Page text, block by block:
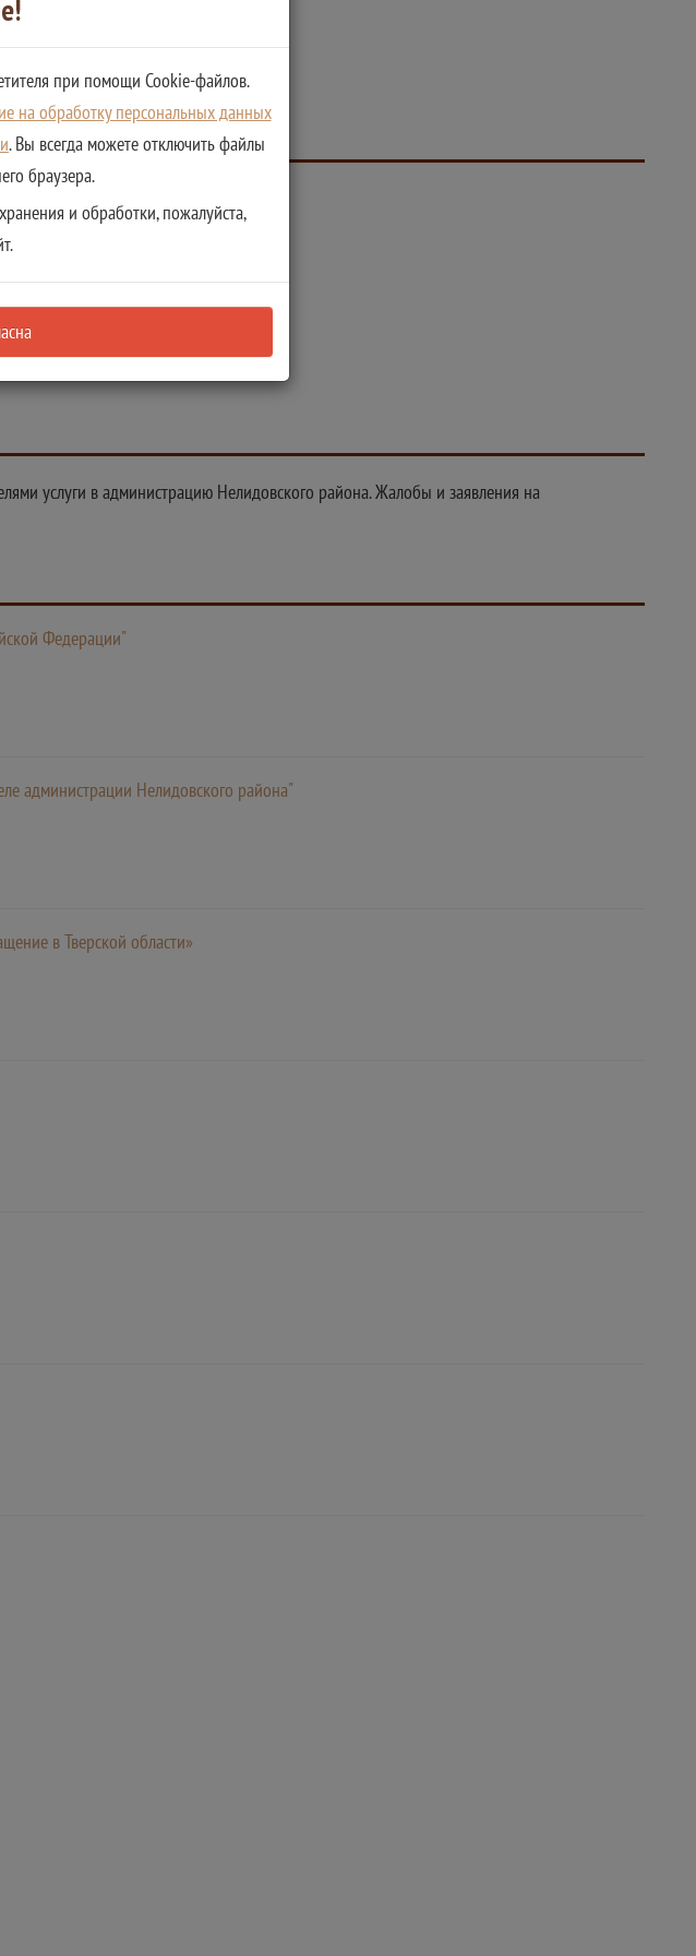
услуги в администрацию Нелидовского района. Жалобы и заявления на
Федерации"
администрации Нелидовского района"
в Тверской области»
при помощи Cookie-файлов.
на обработку персональных данных
. Вы всегда можете отключить файлы
браузера.
и обработки, пожалуйста,